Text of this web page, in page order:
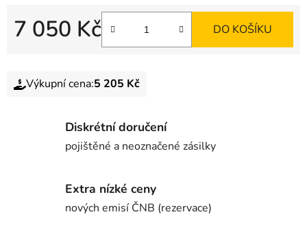
7 050 Kč DO KOŠÍKU
Výkupní cena:5 205 Kč
Diskrétní doručení
pojištěné a neoznačené zásilky
Extra nízké ceny
nových emisí ČNB (rezervace)